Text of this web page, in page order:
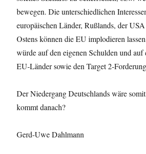
bewegen. Die unterschiedlichen
europäischen Länder, Rußlands, der
Ostens können die EU implodieren
würde auf den eigenen Schulden und auf
EU-Länder sowie den Target 2-
Der Niedergang Deutschlands wäre
kommt danach?
Gerd-Uwe Dahlmann